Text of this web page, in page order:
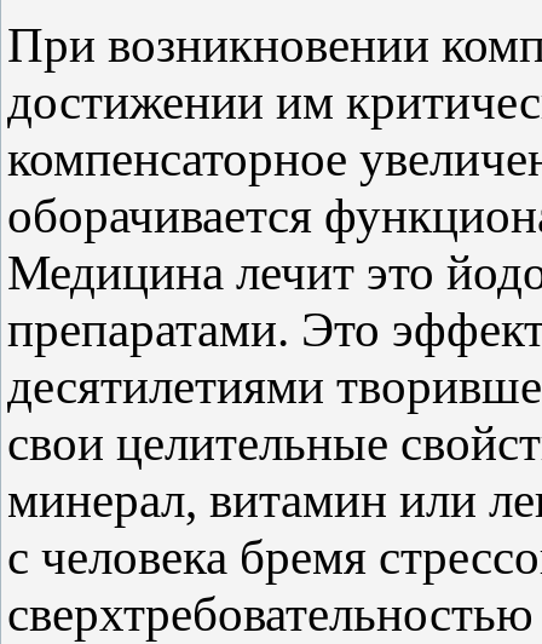
При возникновении
достижении им
компенсаторное
оборачивается
Медицина лечит это
препаратами. Это
десятилетиями
свои целительные
минерал, витамин или
с человека бремя